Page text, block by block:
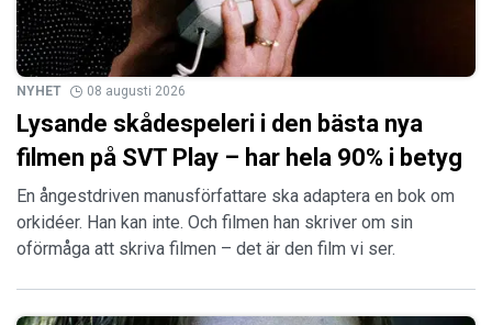
NYHET 08 augusti 2026
Lysande skådespeleri i den bästa nya
filmen på SVT Play – har hela 90% i betyg
En ångestdriven manusförfattare ska adaptera en bok om
orkidéer. Han kan inte. Och filmen han skriver om sin
oförmåga att skriva filmen – det är den film vi ser.